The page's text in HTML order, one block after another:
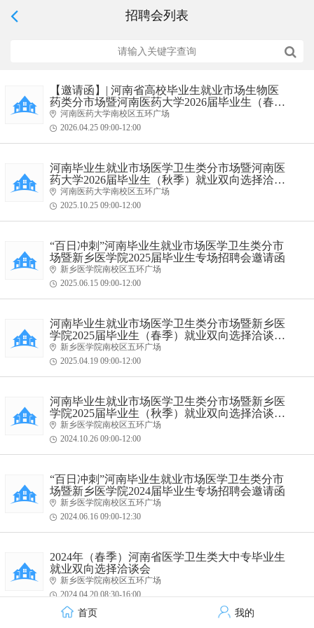
招聘会列表
【邀请函】| 河南省高校毕业生就业市场生物医
药类分市场暨河南医药大学2026届毕业生（春
季）双向选择洽谈会
河南医药大学南校区五环广场
2026.04.25 09:00-12:00
河南毕业生就业市场医学卫生类分市场暨河南医
药大学2026届毕业生（秋季）就业双向选择洽谈
会邀请函
河南医药大学南校区五环广场
2025.10.25 09:00-12:00
“百日冲刺”河南毕业生就业市场医学卫生类分市
场暨新乡医学院2025届毕业生专场招聘会邀请函
新乡医学院南校区五环广场
2025.06.15 09:00-12:00
河南毕业生就业市场医学卫生类分市场暨新乡医
学院2025届毕业生（春季）就业双向选择洽谈会
邀请函
新乡医学院南校区五环广场
2025.04.19 09:00-12:00
河南毕业生就业市场医学卫生类分市场暨新乡医
学院2025届毕业生（秋季）就业双向选择洽谈会
邀请函
新乡医学院南校区五环广场
2024.10.26 09:00-12:00
“百日冲刺”河南毕业生就业市场医学卫生类分市
场暨新乡医学院2024届毕业生专场招聘会邀请函
新乡医学院南校区五环广场
2024.06.16 09:00-12:30
2024年（春季）河南省医学卫生类大中专毕业生
就业双向选择洽谈会
新乡医学院南校区五环广场
2024.04.20 08:30-16:00
首页 我的